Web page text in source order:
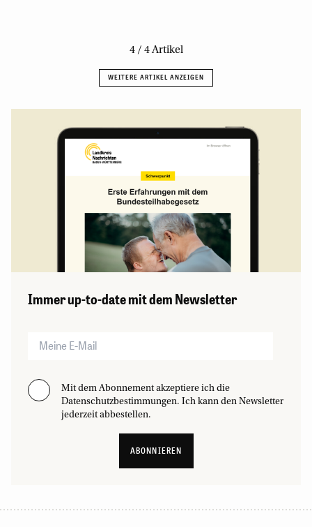
Immer up-to-date mit dem Newsletter
Mit dem Abonnement akzeptiere ich die
Datenschutzbestimmungen. Ich kann den Newsletter
jederzeit abbestellen.
ABONNIEREN